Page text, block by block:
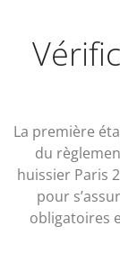
La première
du
huissier Paris
pour
obligatoires